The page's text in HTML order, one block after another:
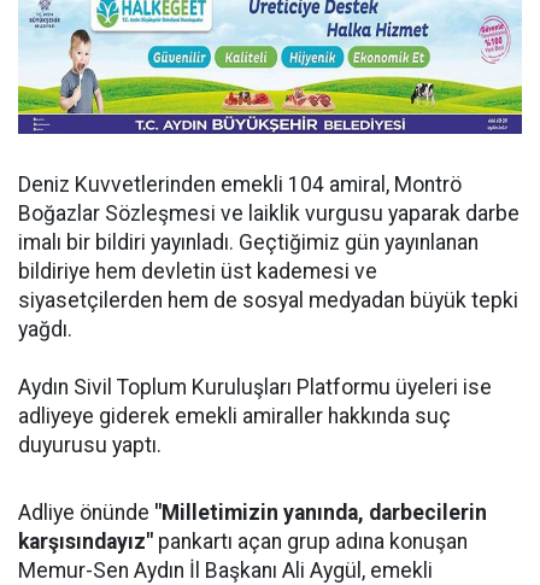
Deniz Kuvvetlerinden emekli 104 amiral, Montrö
Boğazlar Sözleşmesi ve laiklik vurgusu yaparak darbe
imalı bir bildiri yayınladı. Geçtiğimiz gün yayınlanan
bildiriye hem devletin üst kademesi ve
siyasetçilerden hem de sosyal medyadan büyük tepki
yağdı.
Aydın Sivil Toplum Kuruluşları Platformu üyeleri ise
adliyeye giderek emekli amiraller hakkında suç
duyurusu yaptı.
Adliye önünde "Milletimizin yanında, darbecilerin
karşısındayız" pankartı açan grup adına konuşan
Memur-Sen Aydın İl Başkanı Ali Aygül, emekli